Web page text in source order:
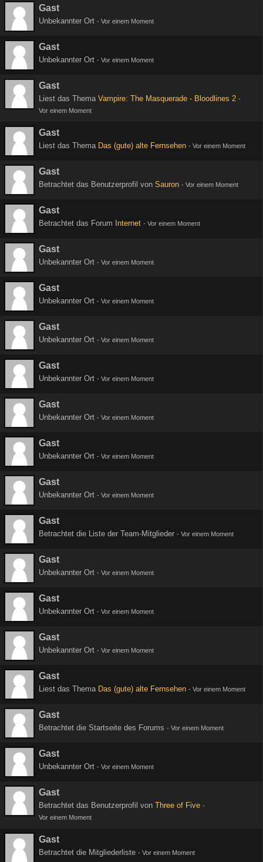
Gast
Unbekannter Ort - Vor einem Moment
Gast
Unbekannter Ort - Vor einem Moment
Gast
Liest das Thema Vampire: The Masquerade - Bloodlines 2 -
Vor einem Moment
Gast
Liest das Thema Das (gute) alte Fernsehen - Vor einem Moment
Gast
Betrachtet das Benutzerprofil von Sauron - Vor einem Moment
Gast
Betrachtet das Forum Internet - Vor einem Moment
Gast
Unbekannter Ort - Vor einem Moment
Gast
Unbekannter Ort - Vor einem Moment
Gast
Unbekannter Ort - Vor einem Moment
Gast
Unbekannter Ort - Vor einem Moment
Gast
Unbekannter Ort - Vor einem Moment
Gast
Unbekannter Ort - Vor einem Moment
Gast
Unbekannter Ort - Vor einem Moment
Gast
Betrachtet die Liste der Team-Mitglieder - Vor einem Moment
Gast
Unbekannter Ort - Vor einem Moment
Gast
Unbekannter Ort - Vor einem Moment
Gast
Unbekannter Ort - Vor einem Moment
Gast
Liest das Thema Das (gute) alte Fernsehen - Vor einem Moment
Gast
Betrachtet die Startseite des Forums - Vor einem Moment
Gast
Unbekannter Ort - Vor einem Moment
Gast
Betrachtet das Benutzerprofil von Three of Five -
Vor einem Moment
Gast
Betrachtet die Mitgliederliste - Vor einem Moment